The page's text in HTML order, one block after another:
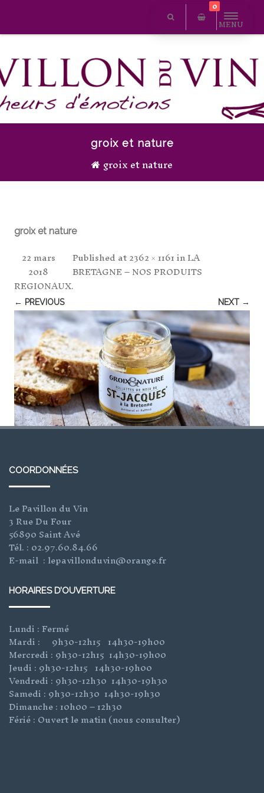
0
MENU
groix et nature
groix et nature
groix et nature
Published
22 mars
2018
at2362 × 1161inLA
BRETAGNE – NOS PRODUITS
REGIONAUX.
← PREVIOUS NEXT →
COORDONNÉES
Le Pavillon du Vin
3 Rue Du Four
56890 Saint Avé
Tél. : 02.97.60.84.66
E-mail : lepavillonduvin@orange.fr
HORAIRES D’OUVERTURE
Lundi : Fermé
Mardi : 9h30-12h15 14h30-19h00
Mercredi : 9h30-12h15 14h30-19h00
Jeudi : 9h30-12h15 14h30-19h00
Vendredi : 9h30-12h30 14h30-19h30
Samedi : 9h30-12h30 14h30-19h30
Dimanche : 10h00 – 12h30
Férié : Ouvert le matin (nous consulter)